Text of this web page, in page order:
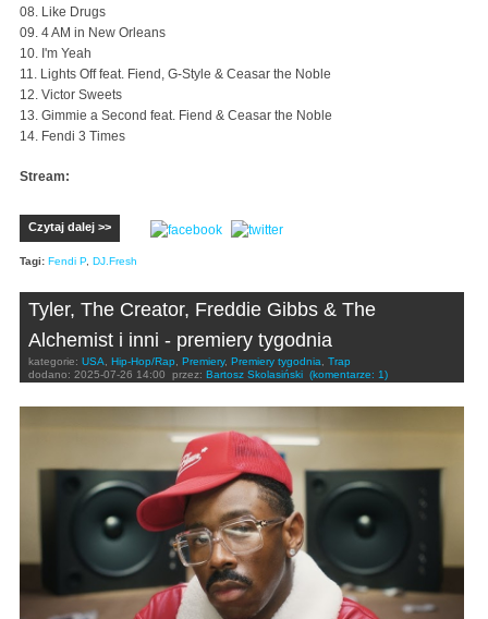
08. Like Drugs
09. 4 AM in New Orleans
10. I'm Yeah
11. Lights Off feat. Fiend, G-Style & Ceasar the Noble
12. Victor Sweets
13. Gimmie a Second feat. Fiend & Ceasar the Noble
14. Fendi 3 Times
Stream:
Czytaj dalej >>
Tagi: Fendi P, DJ.Fresh
Tyler, The Creator, Freddie Gibbs & The
Alchemist i inni - premiery tygodnia
kategorie: USA Hip-Hop/Rap Premiery, Premiery tygodnia
Trap
dodano: 2025-07-26 14:00 przez: Bartosz Skolasiński (komentarze: 1)